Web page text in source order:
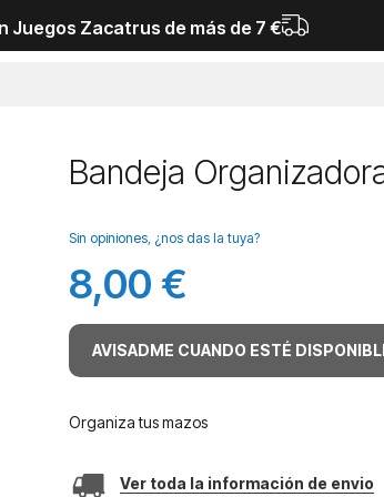
Juegos Zacatrus de más de 7 €
Bandeja
Sin opiniones, ¿nos das la tuya?
8,00 €
AVISADME CUANDO ESTÉ
Organiza tus mazos
Ver toda la información de envio